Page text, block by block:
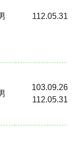
112.05.31
103.09.26
112.05.31